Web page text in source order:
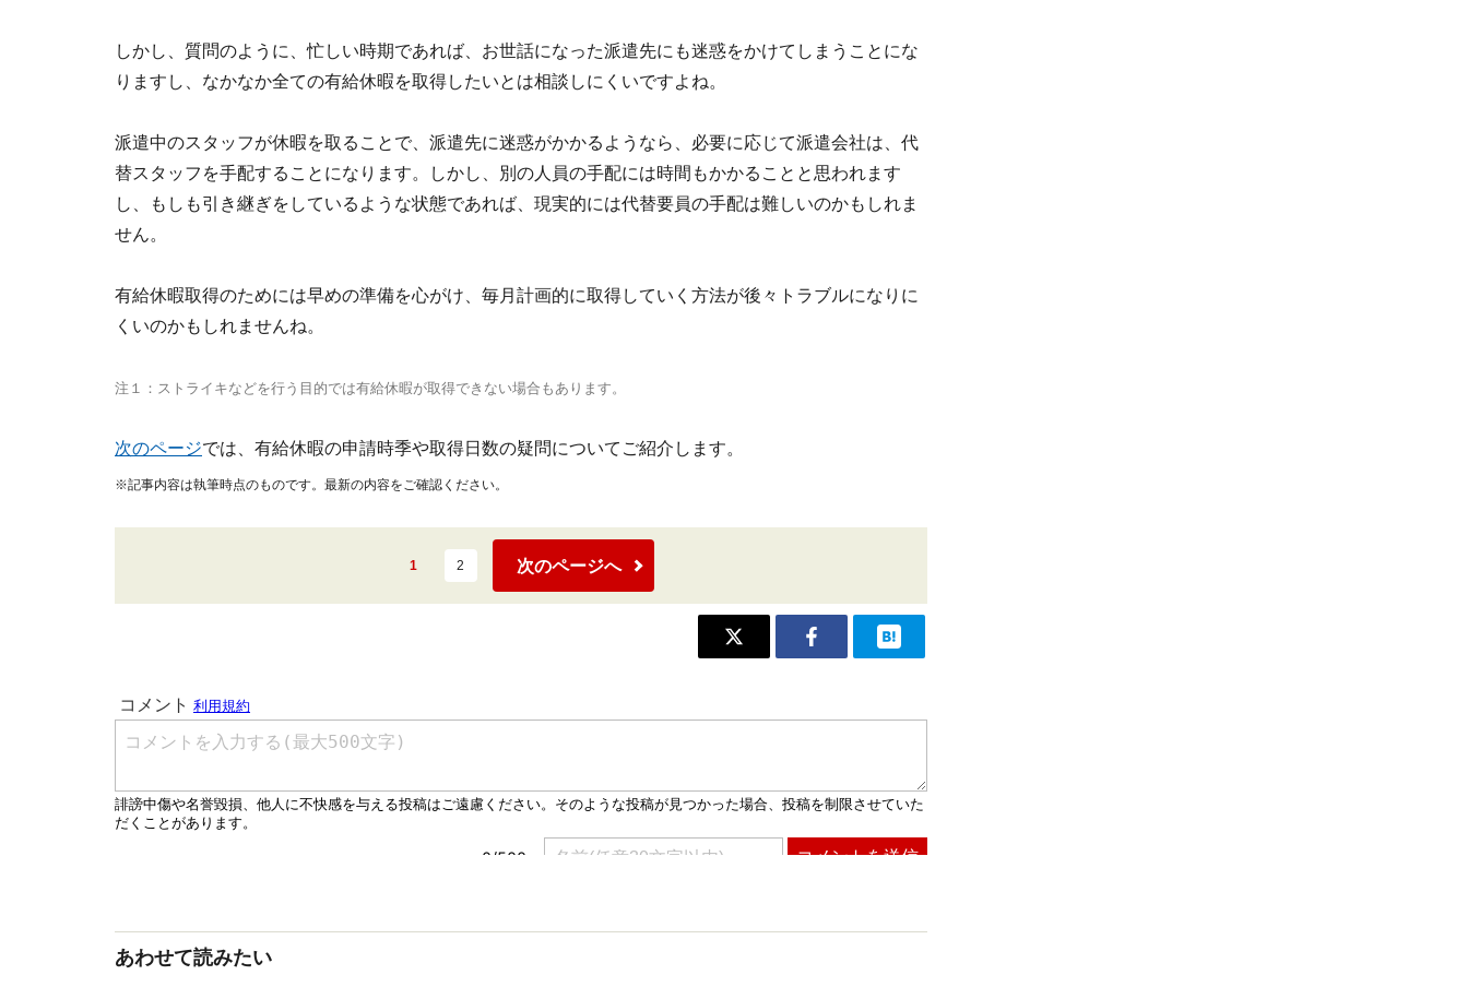
しかし、質問のように、忙しい時期であれば、お世話になった派遣先にも迷惑をかけてしまうことにな
りますし、なかなか全ての有給休暇を取得したいとは相談しにくいですよね。
派遣中のスタッフが休暇を取ることで、派遣先に迷惑がかかるようなら、必要に応じて派遣会社は、代
替スタッフを手配することになります。しかし、別の人員の手配には時間もかかることと思われます
し、もしも引き継ぎをしているような状態であれば、現実的には代替要員の手配は難しいのかもしれま
せん。
有給休暇取得のためには早めの準備を心がけ、毎月計画的に取得していく方法が後々トラブルになりに
くいのかもしれませんね。
注１：ストライキなどを行う目的では有給休暇が取得できない場合もあります。
次のページでは、有給休暇の申請時季や取得日数の疑問についてご紹介します。
※記事内容は執筆時点のものです。最新の内容をご確認ください。
1 2 次のページへ
あわせて読みたい